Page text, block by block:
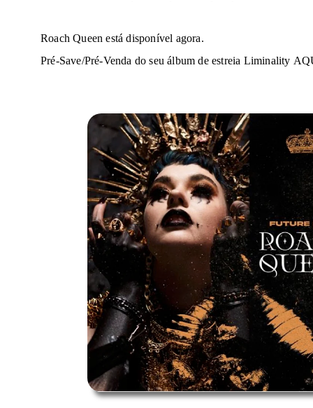
Roach Queen está disponível agora.
Pré-Save/Pré-Venda do seu álbum de estreia Liminality